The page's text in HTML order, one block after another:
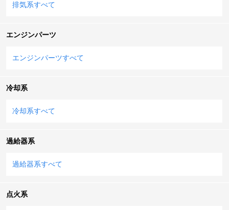
排気系すべて
エンジンパーツ
エンジンパーツすべて
冷却系
冷却系すべて
過給器系
過給器系すべて
点火系